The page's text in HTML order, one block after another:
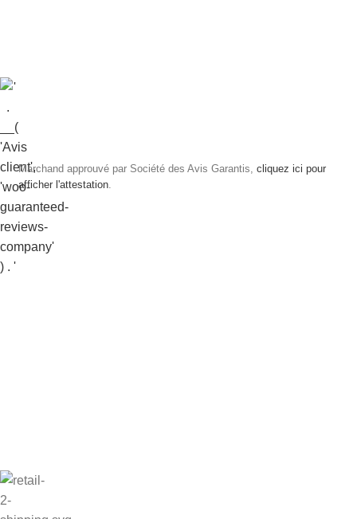
Marchand approuvé par Société des Avis Garantis, cliquez ici pour
afficher l'attestation.